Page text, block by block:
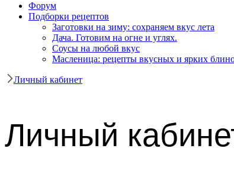
Форум
Подборки рецептов
Заготовки на зиму: сохраняем вкус лета
Дача. Готовим на огне и углях.
Соусы на любой вкус
Масленица: рецепты вкусных и ярких
Личный кабинет
Личный